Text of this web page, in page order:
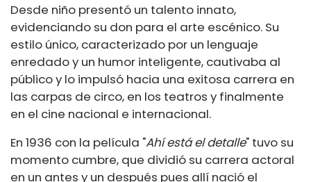
Desde niño presentó un talento innato,
evidenciando su don para el arte escénico. Su
estilo único, caracterizado por un lenguaje
enredado y un humor inteligente, cautivaba al
público y lo impulsó hacia una exitosa carrera en
las carpas de circo, en los teatros y finalmente
en el cine nacional e internacional.
En 1936 con la película "Ahí está el detalle" tuvo su
momento cumbre, que dividió su carrera actoral
en un antes y un después pues allí nació el